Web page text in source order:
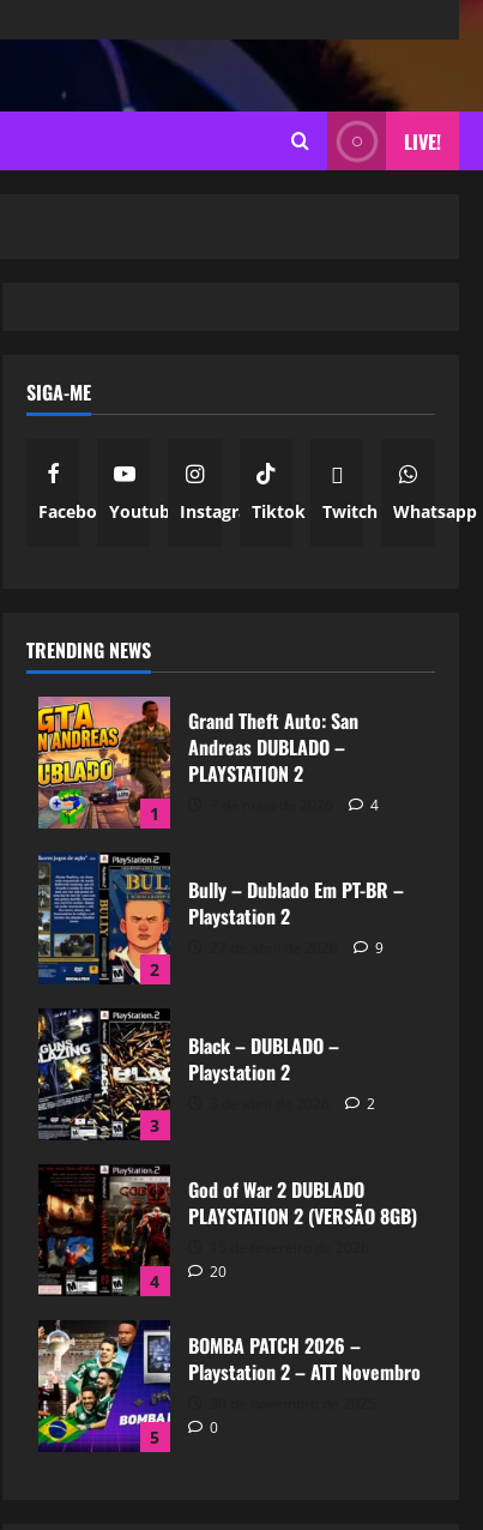
LIVE!
SIGA-ME
FacebookYoutube InstagramTiktok Twitch Whatsapp
TRENDING NEWS
1
Grand Theft Auto: San
Andreas DUBLADO –
PLAYSTATION 2
4
2
Bully – Dublado Em PT-BR –
Playstation 2
9
3
Black – DUBLADO –
Playstation 2
2
4
God of War 2 DUBLADO
PLAYSTATION 2 (VERSÃO 8GB)
20
5
BOMBA PATCH 2026 –
Playstation 2 – ATT Novembro
0